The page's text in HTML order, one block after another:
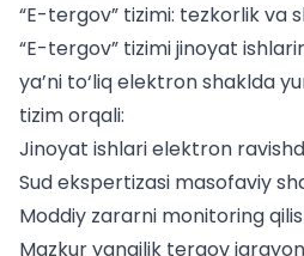
“E-tergov” tizimi: tezkorlik va
“E-tergov” tizimi jinoyat
ya’ni to‘liq elektron shaklda
tizim orqali:
Jinoyat ishlari elektron
Sud ekspertizasi masofaviy
Moddiy zararni monitoring
Mazkur yangilik tergov